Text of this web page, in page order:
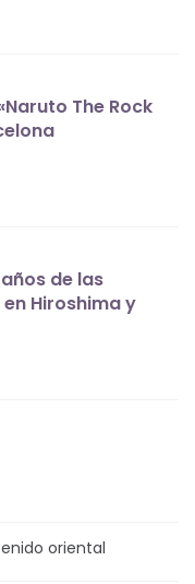
The Rock
de las
Hiroshima y
oriental